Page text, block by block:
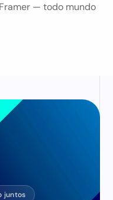
— todo mundo
juntos